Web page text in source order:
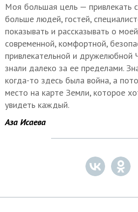
Моя большая цель — привлекать
больше людей, гостей,
показывать и рассказывать о
современной, комфортной,
привлекательной и дружелюбной
знали далеко за ее пределами.
когда-то здесь была война, а
место на карте Земли, которое
увидеть каждый.
Аза Исаева